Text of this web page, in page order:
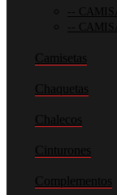
Camisetas
Chaquetas
Chalecos
Cinturones
Complementos